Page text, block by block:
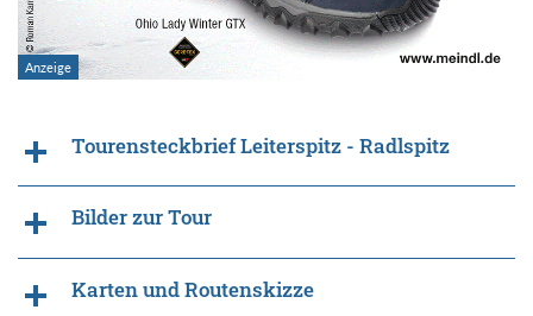
Tourensteckbrief Leiterspitz - Radlspitz
Bilder zur Tour
Karten und Routenskizze